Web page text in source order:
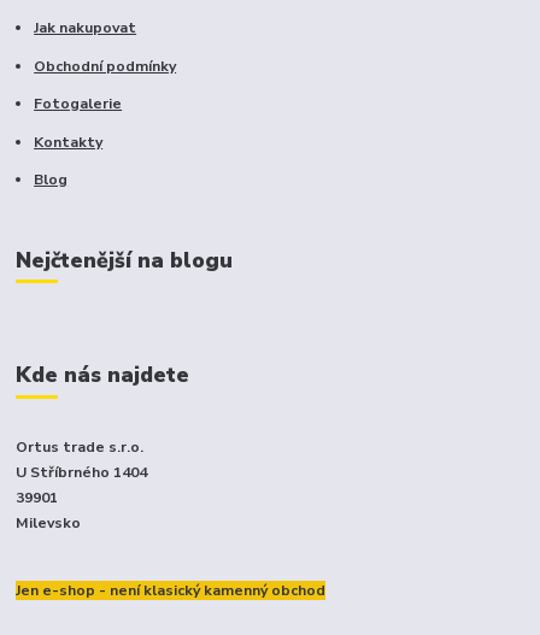
Jak nakupovat
Obchodní podmínky
Fotogalerie
Kontakty
Blog
Nejčtenější na blogu
Kde nás najdete
Ortus trade s.r.o.
U Stříbrného 1404
39901
Milevsko
Jen e-shop - není klasický kamenný obchod